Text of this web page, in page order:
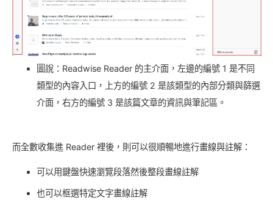
圖說：Readwise Reader 的主介面，左邊的編號 1 是不同
類型的內容入口，上方的編號 2 是該類型的內部分類與篩選
介面，右方的編號 3 是該篇文章的資訊與筆記區。
而全數收集進 Reader 裡後，則可以很順暢地進行畫線與註解：
可以用鍵盤快速瀏覽段落然後整段畫線註解
也可以框選特定文字畫線註解